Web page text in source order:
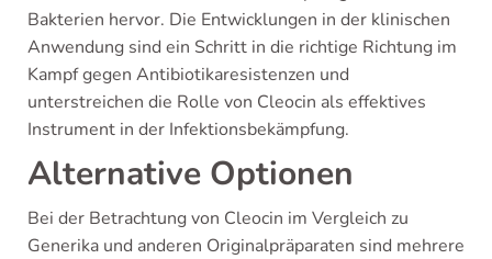
Bakterien hervor. Die Entwicklungen in der klinischen
Anwendung sind ein Schritt in die richtige Richtung im
Kampf gegen Antibiotikaresistenzen und
unterstreichen die Rolle von Cleocin als effektives
Instrument in der Infektionsbekämpfung.
Alternative Optionen
Bei der Betrachtung von Cleocin im Vergleich zu
Generika und anderen Originalpräparaten sind mehrere